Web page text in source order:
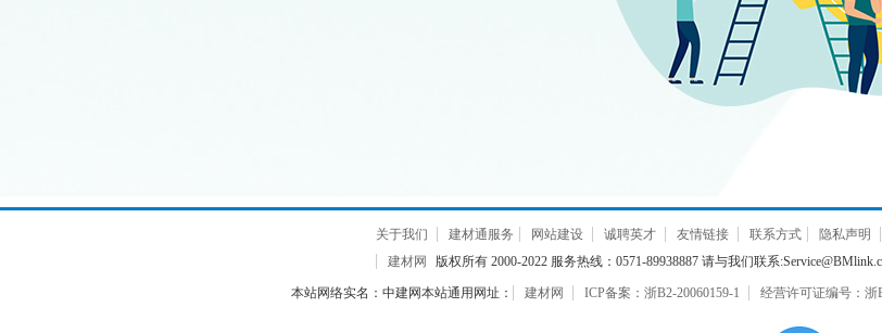
关于我们 建材通服务 网站建设 诚聘英才 友情链接 联系方式 隐私声明
建材网
版权所有 2000-2022 服务热线：0571-89938887 请与我们联系
本站网络实名：中建网本站通用网址： 建材网 ICP备案：浙B2-20060159-1 经营许可证编号：浙